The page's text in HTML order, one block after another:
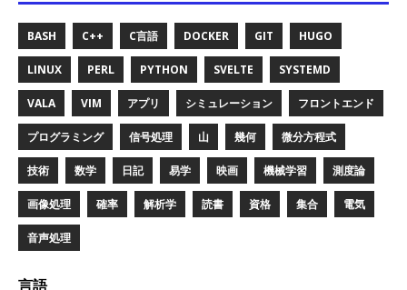
BASH C++ C言語 DOCKER GIT HUGO
LINUX PERL PYTHON SVELTE SYSTEMD
VALA VIM アプリ シミュレーション フロントエンド
プログラミング 信号処理 山 幾何 微分方程式
技術 数学 日記 易学 映画 機械学習 測度論
画像処理 確率 解析学 読書 資格 集合 電気
音声処理
言語